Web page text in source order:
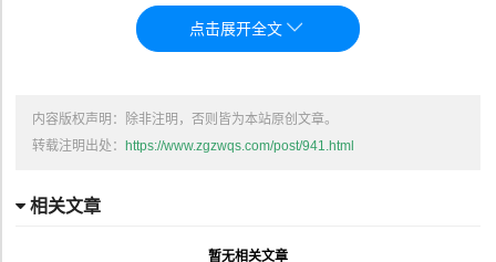
顾。作为父母，我们总希望能够为你遮风挡雨，保护你免受外界的不
确定因素影响。记得小时候，每当我们一起外出，雨天的伞总是我亲
载了我对你无微不至的关怀和深深的爱。
心情也会跟着变得不安。这时候，我总是会忍不住询问你：“宝贝，
内容版权声明：除非注明，否则皆为本站原创文章。
转载注明出处： https://www.zgzwqs.com/post/941.html
相关文章
暂无相关文章